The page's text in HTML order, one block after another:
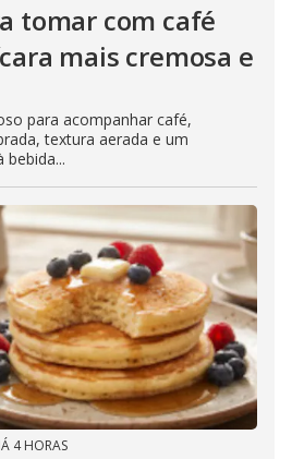
tomar com café
mais cremosa e
para acompanhar café,
textura aerada e um
4 HORAS